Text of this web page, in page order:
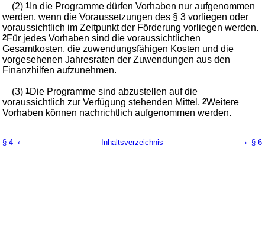
(2)1 In die Programme dürfen Vorhaben nur aufgenommen
werden, wenn die Voraussetzungen des § 3 vorliegen oder
voraussichtlich im Zeitpunkt der Förderung vorliegen werden.
2Für jedes Vorhaben sind die voraussichtlichen
Gesamtkosten, die zuwendungsfähigen Kosten und die
vorgesehenen Jahresraten der Zuwendungen aus den
Finanzhilfen aufzunehmen.
(3)1Die Programme sind abzustellen auf die
voraussichtlich zur Verfügung stehenden Mittel.2Weitere
Vorhaben können nachrichtlich aufgenommen werden.
§ 4 ← Inhaltsverzeichnis → § 6